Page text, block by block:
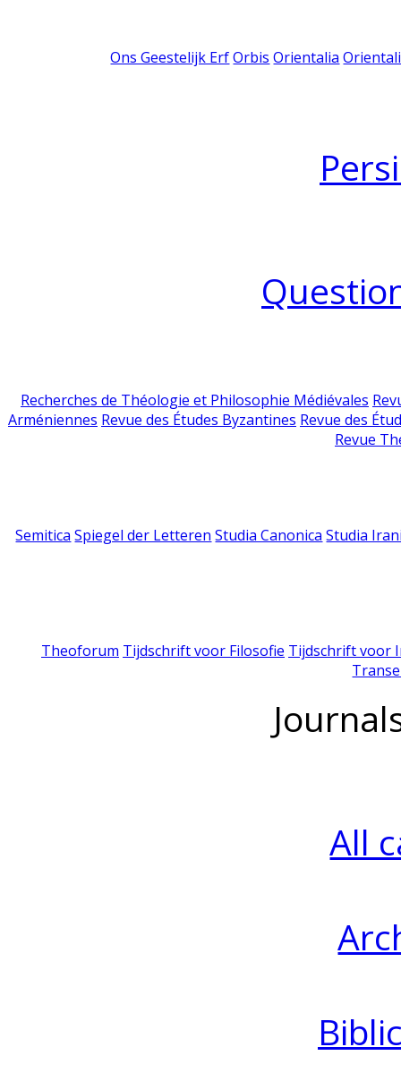
Ons Geestelijk Erf Orbis Orientalia
Recherches de Théologie et Philosophie Médiévales
Arméniennes Revue des Études Byzantines Revue des
Revue
Semitica Spiegel der Letteren Studia Canonica Studia
Theoforum Tijdschrift voor Filosofie Tijdschrift voor
All